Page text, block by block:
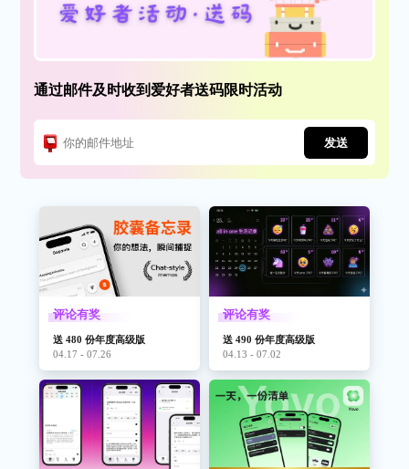
通过邮件及时收到爱好者送码限时活动
发送
评论有奖
送 480 份年度高级版
04.17 - 07.26
评论有奖
送 490 份年度高级版
04.13 - 07.02